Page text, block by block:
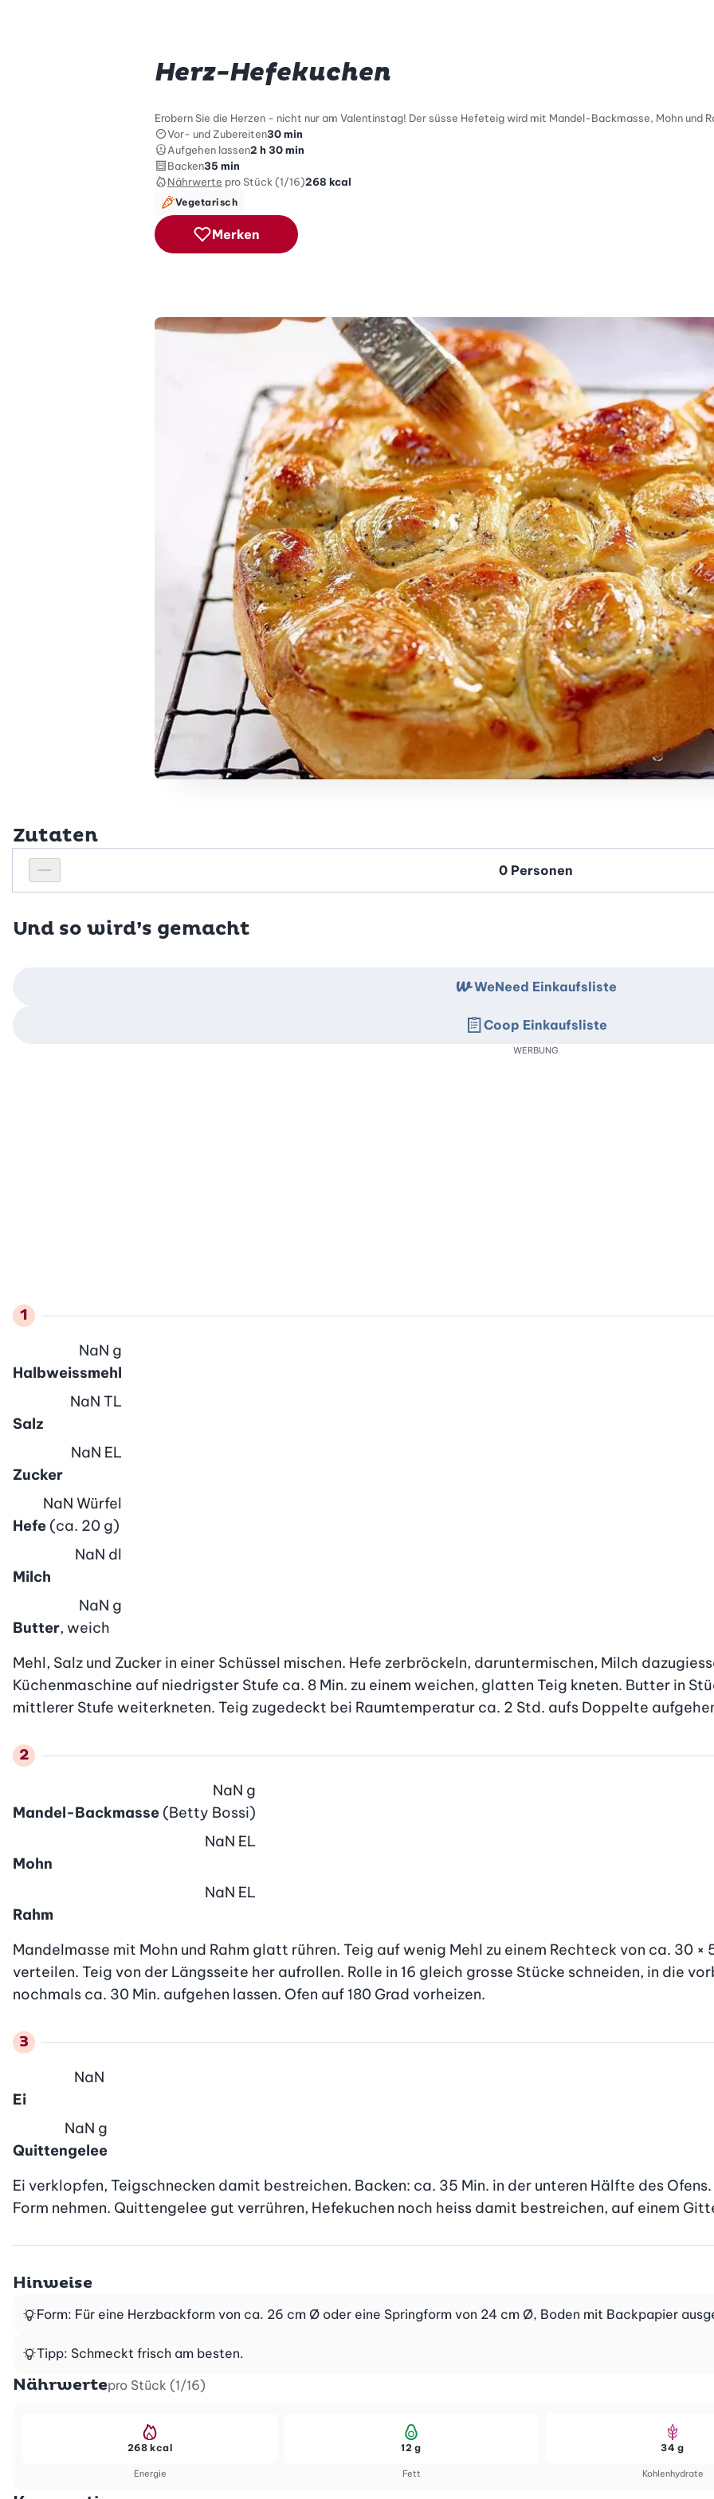
Herz-Hefekuchen
Erobern Sie die Herzen - nicht nur am Valentinstag! Der süsse Hefeteig wird mit Mandel-Backmasse, Mohn und
Vor- und Zubereiten30 min
Aufgehen lassen2 h 30 min
Backen35 min
Nährwerte pro Stück (1/16)268 kcal
Vegetarisch
Merken
Zutaten
Personenanzahl verringern
Personenanzahl
Und so wird’s gemacht
Halbweissmehl
NaN g
Salz
NaN TL
Zucker
NaN EL
Hefe (ca. 20 g)
NaN Würfel
Milch
NaN dl
Butter, weich
NaN g
Mehl, Salz und Zucker in einer Schüssel mischen. Hefe zerbröckeln, daruntermischen, Milch
Küchenmaschine auf niedrigster Stufe ca. 8 Min. zu einem weichen, glatten Teig kneten. Butter in
mittlerer Stufe weiterkneten. Teig zugedeckt bei Raumtemperatur ca. 2 Std. aufs Doppelte
Mandel-Backmasse (Betty Bossi)
NaN g
Mohn
NaN EL
Rahm
NaN EL
Mandelmasse mit Mohn und Rahm glatt rühren. Teig auf wenig Mehl zu einem Rechteck von ca. 30
verteilen. Teig von der Längsseite her aufrollen. Rolle in 16 gleich grosse Stücke schneiden, in die
nochmals ca. 30 Min. aufgehen lassen. Ofen auf 180 Grad vorheizen.
Ei
NaN
Quittengelee
NaN g
Ei verklopfen, Teigschnecken damit bestreichen. Backen: ca. 35 Min. in der unteren Hälfte des
Form nehmen. Quittengelee gut verrühren, Hefekuchen noch heiss damit bestreichen, auf einem
WeNeed Einkaufsliste
Coop Einkaufsliste
WERBUNG
Hinweise
Form: Für eine Herzbackform von ca. 26 cm Ø oder eine Springform von 24 cm Ø, Boden mit Backpapier
Tipp: Schmeckt frisch am besten.
Nährwertepro Stück (1/16)
Energie
268 kcal
Fett
12 g
Kohlenhydrate
34 g